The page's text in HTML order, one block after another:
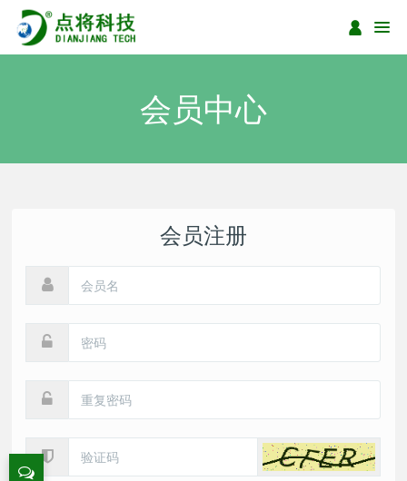
会员中心
会员注册